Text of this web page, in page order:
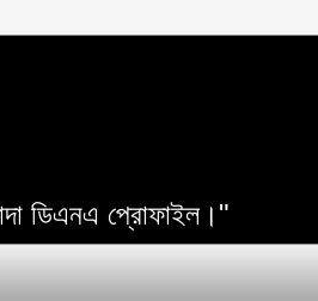
ডিএনএ প্রোফাইল।"